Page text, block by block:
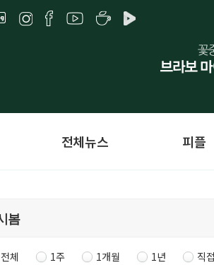
전체뉴스 피플
전체 1주 1개월 1년 직